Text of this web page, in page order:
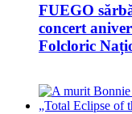
FUEGO
concert
Folcloric